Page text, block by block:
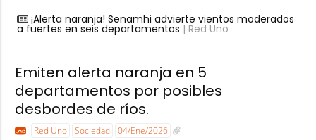
¡Alerta naranja! Senamhi advierte vientos moderados
a fuertes en seis departamentos | Red Uno
Emiten alerta naranja en 5
departamentos por posibles
desbordes de ríos.
Red Uno Sociedad 04/Ene/2026